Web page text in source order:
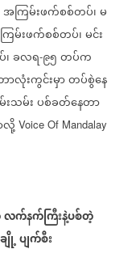
အကြမ်းဖက်စစ်တပ်၊မ
ြမ်းဖက်စစ်တပ်၊မင်း
ခလရ-၉၅တပ်က
ာလုံးကွင်းမှာတပ်စွဲနေ
းသမ်းပစ်ခတ်နေတာ
လို့ Voice Of Mandalay
လက်နက်ကြီးနဲ့ပစ်တဲ့
ျို့ပျက်စီး